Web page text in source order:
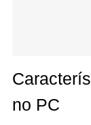
no PC